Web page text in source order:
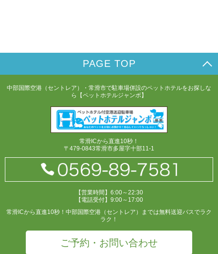
PAGE TOP
中部国際空港（セントレア）・常滑市で駐車場併設のペットホテルをお探しな
ら【ペットホテルジャンボ】
常滑ICから直進10秒！
〒479-0843常滑市多屋字十部11-1
【営業時間】6:00～22:30
【電話受付】9:00～17:00
常滑ICから直進10秒！中部国際空港（セントレア）までは無料送迎バスでラク
ラク！
ご予約・お問い合わせ